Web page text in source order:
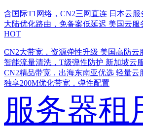
含国际T1网络，CN2三网直连 日本云服
大陆优化路由，免备案低延迟 美国云服
HOT
CN2大带宽，资源弹性升级 美国高防云
智能流量清洗，T级弹性防护 新加坡云
CN2精品带宽，出海东南亚优选 轻量云
独享200M优化带宽，弹性配置
服务器租